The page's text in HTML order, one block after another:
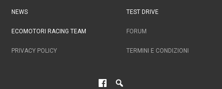
NEWS TEST DRIVE
ECOMOTORI RACING TEAM FORUM
PRIVACY POLICY TERMINI E CONDIZIONI